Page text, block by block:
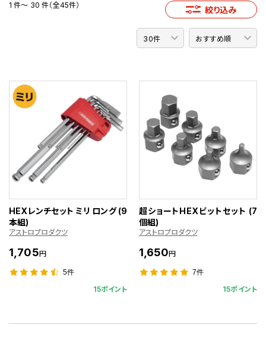
1 件～ 30 件（全45件） 絞り込み
HEXレンチセット ミリ ロング (9
本組)
アストロプロダクツ
1,705円
5件
15ポイント
超ショートHEXビットセット (7
個組)
アストロプロダクツ
1,650円
7件
15ポイント